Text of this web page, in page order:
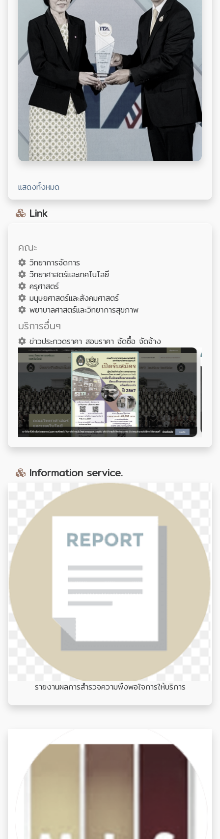
แสดงทั้งหมด
Link
คณะ
วิทยาการจัดการ
วิทยาศาสตร์และเทคโนโลยี
ครุศาสตร์
มนุษยศาสตร์และสังคมศาสตร์
พยาบาลศาสตร์และวิทยาการสุขภาพ
บริการอื่นๆ
ข่าวประกวดราคา สอบราคา จัดซื้อ จัดจ้าง
Information service.
รายงานผลการสำรวจความพึงพอใจการให้บริการ